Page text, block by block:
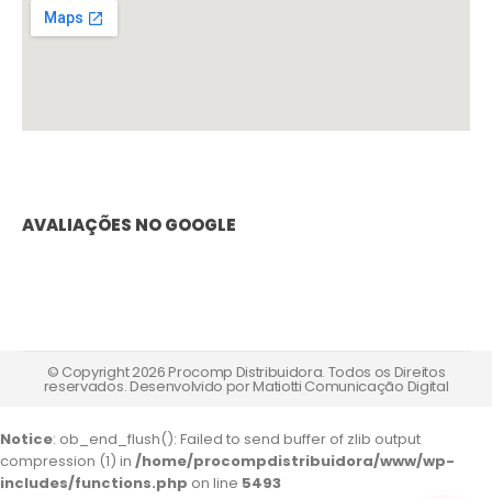
AVALIAÇÕES NO GOOGLE
© Copyright 2026 Procomp Distribuidora. Todos os Direitos
reservados. Desenvolvido porMatiotti Comunicação Digital
Notice: ob_end_flush(): Failed to send buffer of zlib output
compression (1) in /home/procompdistribuidora/www/wp-
includes/functions.php on line 5493